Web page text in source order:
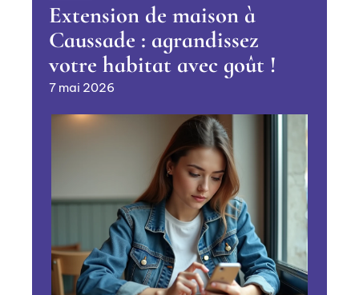
Extension de maison à
Caussade : agrandissez
votre habitat avec goût !
7 mai 2026